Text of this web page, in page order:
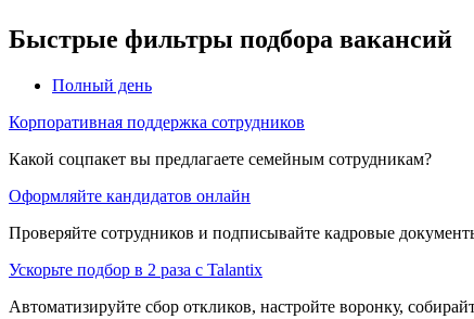
Быстрые фильтры подбора вакансий
Полный день
Корпоративная поддержка сотрудников
Какой соцпакет вы предлагаете семейным сотрудникам?
Оформляйте кандидатов онлайн
Проверяйте сотрудников и подписывайте кадровые
Ускорьте подбор в 2 раза с Talantix
Автоматизируйте сбор откликов, настройте воронку,